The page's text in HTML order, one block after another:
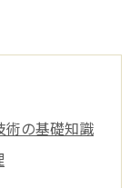
術の基礎知識